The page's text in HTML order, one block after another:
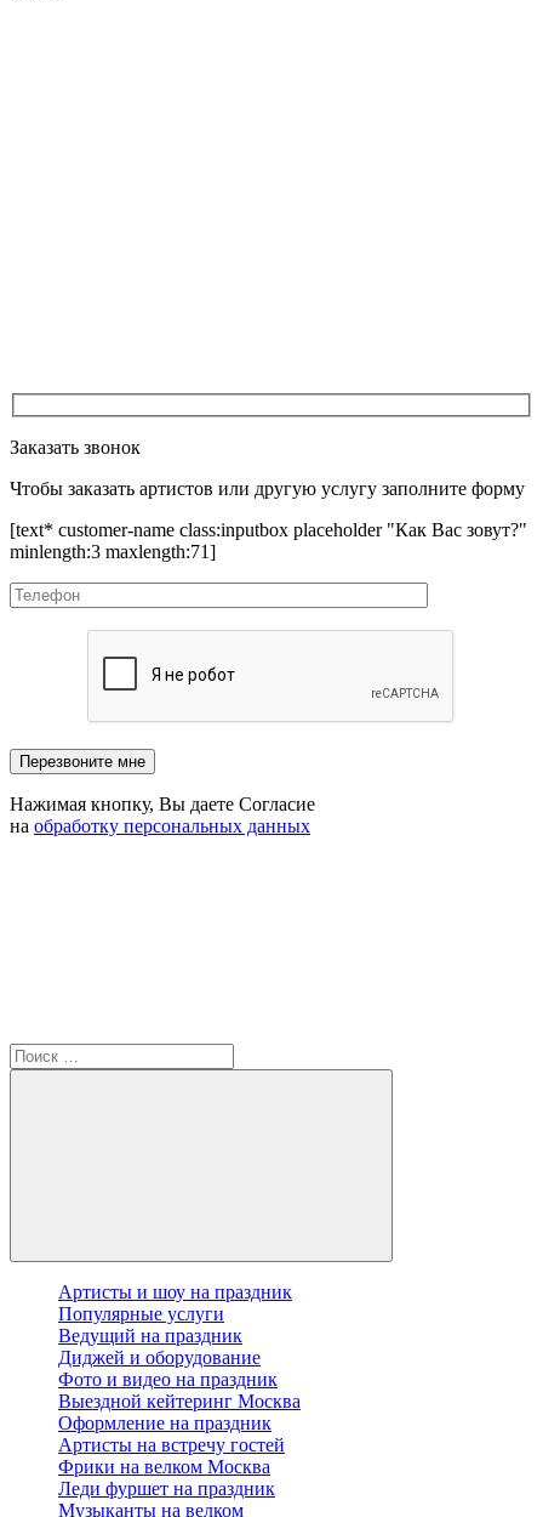
Заказать звонок
Чтобы заказать артистов или другую услугу заполните форму
[text* customer-name class:inputbox placeholder "Как Вас зовут?"
minlength:3 maxlength:71]
Нажимая кнопку, Вы даете Согласие
на обработку персональных данных
Артисты и шоу на праздник
Популярные услуги
Ведущий на праздник
Диджей и оборудование
Фото и видео на праздник
Выездной кейтеринг Москва
Оформление на праздник
Артисты на встречу гостей
Фрики на велком Москва
Леди фуршет на праздник
Музыканты на велком